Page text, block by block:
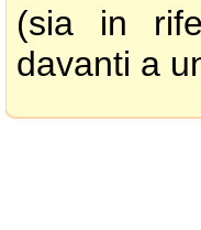
(sia in
davanti a